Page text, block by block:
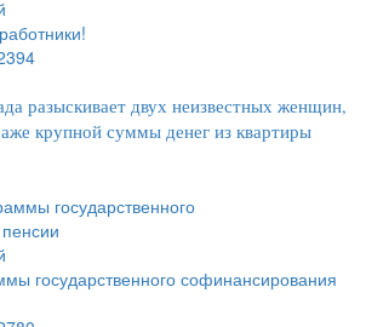
разыскивает двух неизвестных женщин,
крупной суммы денег из квартиры
государственного софинансирования